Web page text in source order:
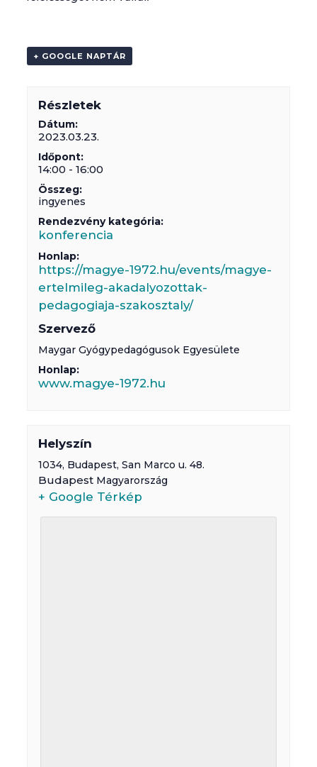
+ GOOGLE NAPTÁR
Részletek
Dátum:
2023.03.23.
Időpont:
14:00 - 16:00
Összeg:
ingyenes
Rendezvény kategória:
konferencia
Honlap:
https://magye-1972.hu/events/magye-
ertelmileg-akadalyozottak-
pedagogiaja-szakosztaly/
Szervező
Maygar Gyógypedagógusok Egyesülete
Honlap:
www.magye-1972.hu
Helyszín
1034, Budapest, San Marco u. 48.
Budapest Magyarország
+ Google Térkép